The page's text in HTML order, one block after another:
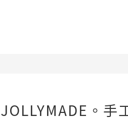
JOLLYMADE。手